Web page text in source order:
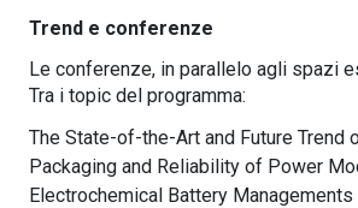
Trend e conferenze
Le conferenze, in parallelo agli spazi
Tra i topic del programma:
The State-of-the-Art and Future
Packaging and Reliability of Power
Electrochemical Battery